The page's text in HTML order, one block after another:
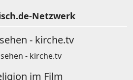
Netzwerk
- kirche.tv